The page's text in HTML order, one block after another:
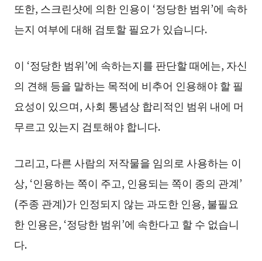
또한, 스크린샷에 의한 인용이 ‘정당한 범위’에 속하
는지 여부에 대해 검토할 필요가 있습니다.
이 ‘정당한 범위’에 속하는지를 판단할 때에는, 자신
의 견해 등을 말하는 목적에 비추어 인용해야 할 필
요성이 있으며, 사회 통념상 합리적인 범위 내에 머
무르고 있는지 검토해야 합니다.
그리고, 다른 사람의 저작물을 임의로 사용하는 이
상, ‘인용하는 쪽이 주고, 인용되는 쪽이 종의 관계’
(주종 관계)가 인정되지 않는 과도한 인용, 불필요
한 인용은, ‘정당한 범위’에 속한다고 할 수 없습니
다.